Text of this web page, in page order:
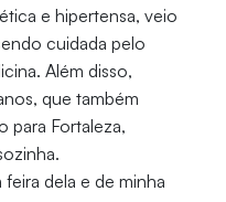
e hipertensa, veio
cuidada pelo
Além disso,
que também
para Fortaleza,
dela e de minha